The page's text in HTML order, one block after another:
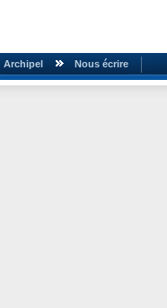
Archipel Nous écrire